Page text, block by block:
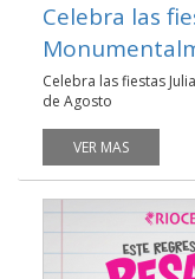
Celebra las
Celebra las fiestas
de Agosto
VER MAS